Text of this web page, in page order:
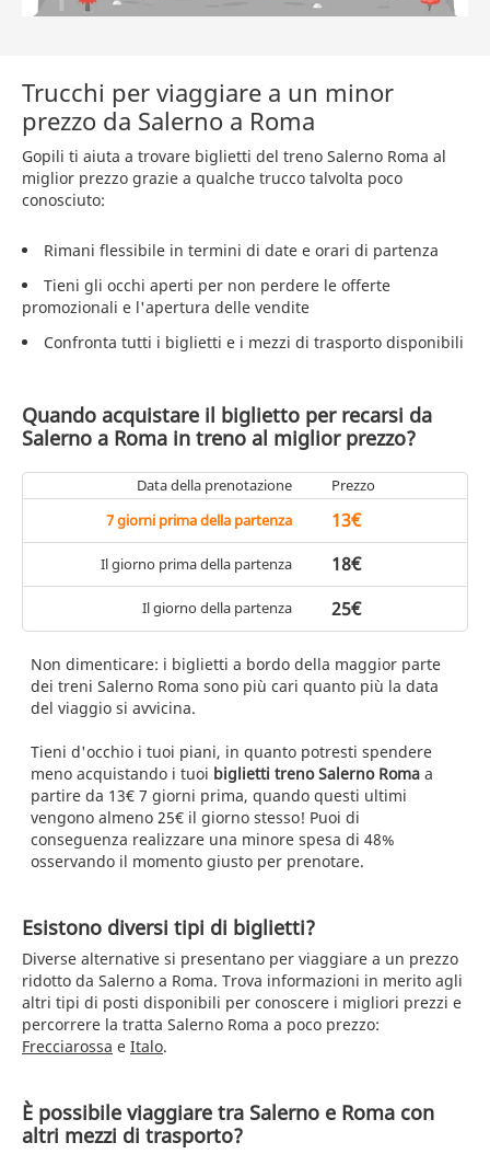
Trucchi per viaggiare a un minor
prezzo da Salerno a Roma
Gopili ti aiuta a trovare biglietti del treno Salerno Roma al
miglior prezzo grazie a qualche trucco talvolta poco
conosciuto:
Rimani flessibile in termini di date e orari di partenza
Tieni gli occhi aperti per non perdere le offerte
promozionali e l'apertura delle vendite
Confronta tutti i biglietti e i mezzi di trasporto disponibili
Quando acquistare il biglietto per recarsi da
Salerno a Roma in treno al miglior prezzo?
Data della prenotazione
Prezzo
7 giorni prima della partenza
13€
Il giorno prima della partenza 18€
Il giorno della partenza 25€
Non dimenticare: i biglietti a bordo della maggior parte
dei treni Salerno Roma sono più cari quanto più la data
del viaggio si avvicina.
Tieni d'occhio i tuoi piani, in quanto potresti spendere
meno acquistando i tuoi biglietti treno Salerno Roma a
partire da 13€ 7 giorni prima, quando questi ultimi
vengono almeno 25€ il giorno stesso! Puoi di
conseguenza realizzare una minore spesa di 48%
osservando il momento giusto per prenotare.
Esistono diversi tipi di biglietti?
Diverse alternative si presentano per viaggiare a un prezzo
ridotto da Salerno a Roma. Trova informazioni in merito agli
altri tipi di posti disponibili per conoscere i migliori prezzi e
percorrere la tratta Salerno Roma a poco prezzo:
Frecciarossa e Italo.
È possibile viaggiare tra Salerno e Roma con
altri mezzi di trasporto?